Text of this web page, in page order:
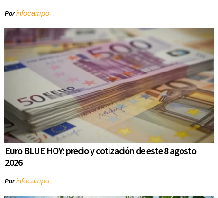
Porinfocampo
Euro BLUE HOY: precio y cotización de este 8 agosto
2026
Porinfocampo